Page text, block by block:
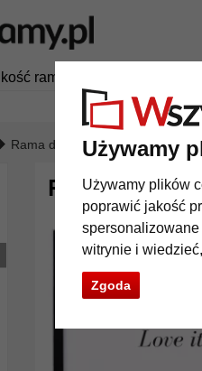
Używamy
Używamy plików
poprawić jakość
witrynie i
Zgoda
ramy
Rama drewniana Moulins
Rama